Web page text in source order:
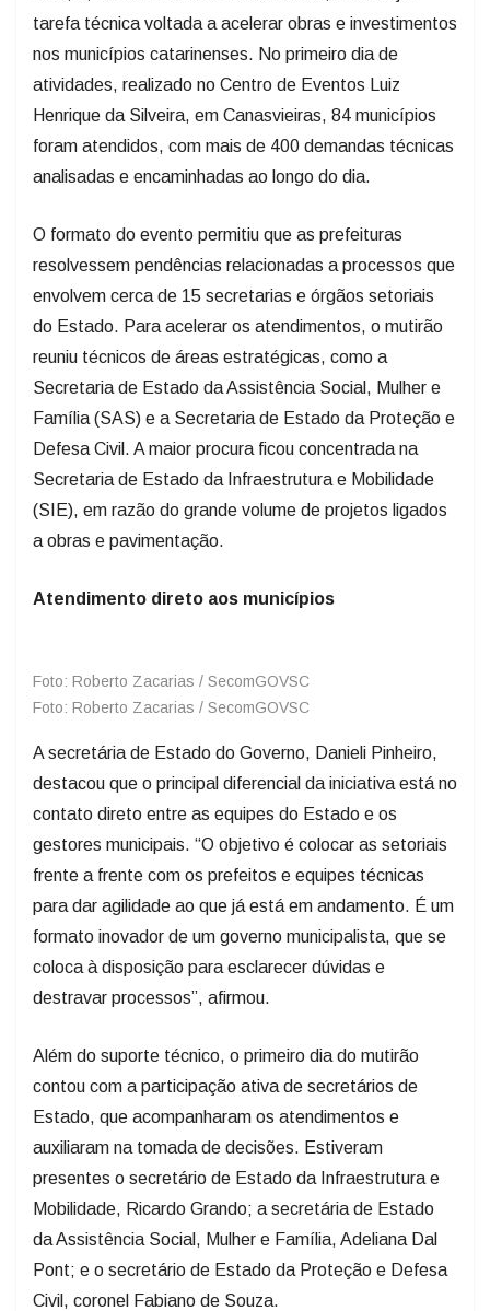
tarefa técnica voltada a acelerar obras e investimentos
nos municípios catarinenses. No primeiro dia de
atividades, realizado no Centro de Eventos Luiz
Henrique da Silveira, em Canasvieiras, 84 municípios
foram atendidos, com mais de 400 demandas técnicas
analisadas e encaminhadas ao longo do dia.
O formato do evento permitiu que as prefeituras
resolvessem pendências relacionadas a processos que
envolvem cerca de 15 secretarias e órgãos setoriais
do Estado. Para acelerar os atendimentos, o mutirão
reuniu técnicos de áreas estratégicas, como a
Secretaria de Estado da Assistência Social, Mulher e
Família (SAS) e a Secretaria de Estado da Proteção e
Defesa Civil. A maior procura ficou concentrada na
Secretaria de Estado da Infraestrutura e Mobilidade
(SIE), em razão do grande volume de projetos ligados
a obras e pavimentação.
Atendimento direto aos municípios
Foto: Roberto Zacarias / SecomGOVSC
Foto: Roberto Zacarias / SecomGOVSC
A secretária de Estado do Governo, Danieli Pinheiro,
destacou que o principal diferencial da iniciativa está no
contato direto entre as equipes do Estado e os
gestores municipais. “O objetivo é colocar as setoriais
frente a frente com os prefeitos e equipes técnicas
para dar agilidade ao que já está em andamento. É um
formato inovador de um governo municipalista, que se
coloca à disposição para esclarecer dúvidas e
destravar processos”, afirmou.
Além do suporte técnico, o primeiro dia do mutirão
contou com a participação ativa de secretários de
Estado, que acompanharam os atendimentos e
auxiliaram na tomada de decisões. Estiveram
presentes o secretário de Estado da Infraestrutura e
Mobilidade, Ricardo Grando; a secretária de Estado
da Assistência Social, Mulher e Família, Adeliana Dal
Pont; e o secretário de Estado da Proteção e Defesa
Civil, coronel Fabiano de Souza.